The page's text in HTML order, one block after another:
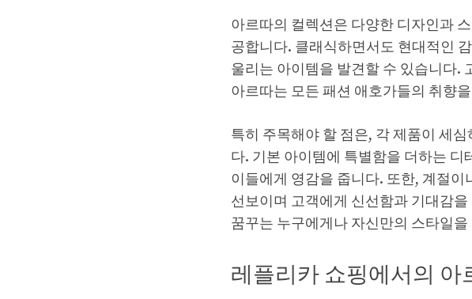
아르따의 컬렉션은 다양한 디자인과
공합니다. 클래식하면서도 현대적인
울리는 아이템을 발견할 수 있습니다.
아르따는 모든 패션 애호가들의 취향
특히 주목해야 할 점은, 각 제품이 세
다. 기본 아이템에 특별함을 더하는
이들에게 영감을 줍니다. 또한, 계절
선보이며 고객에게 신선함과 기대감
꿈꾸는 누구에게나 자신만의 스타일
레플리카 쇼핑에서의 아